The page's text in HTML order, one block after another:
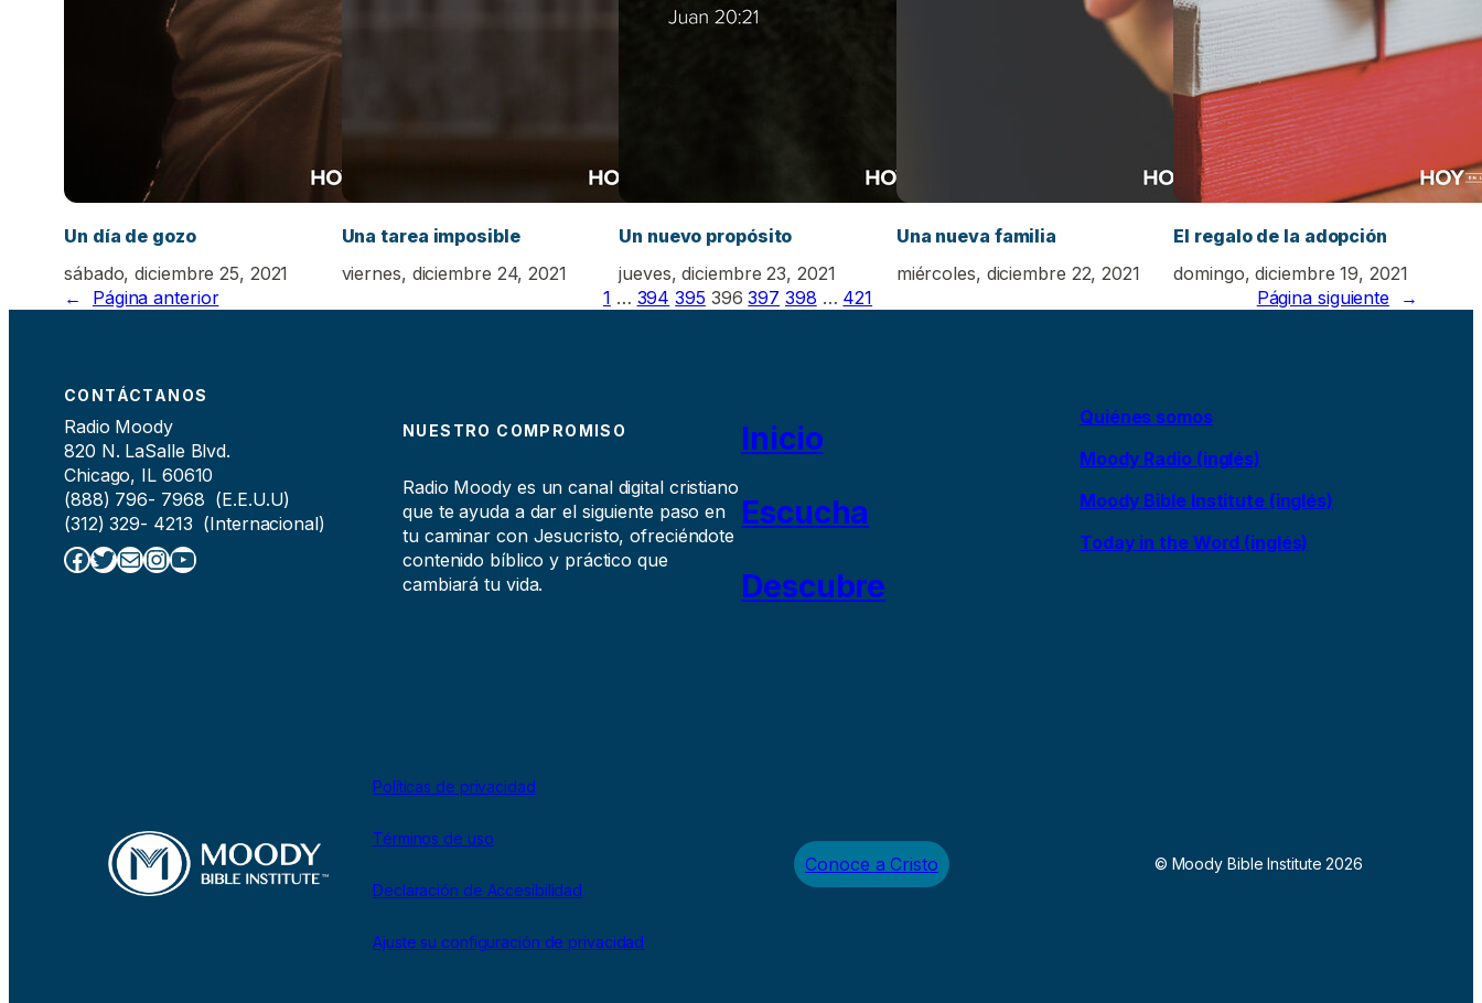
Un día de gozo
sábado, diciembre 25, 2021
Una tarea imposible
viernes, diciembre 24, 2021
Un nuevo propósito
jueves, diciembre 23, 2021
Una nueva familia
miércoles, diciembre 22, 2021
El regalo de la adopción
domingo, diciembre 19, 2021
←
Página anterior 1 … 394 395 396 397 398 … 421 Página siguiente →
CONTÁCTANOS
Radio Moody
820 N. LaSalle Blvd.
Chicago, IL 60610
(888) 796- 7968 (E.E.U.U)
(312) 329- 4213 (Internacional)
Facebook Twitter Correo electrónico InstagramYouTube
NUESTRO COMPROMISO
Radio Moody es un canal digital cristiano
que te ayuda a dar el siguiente paso en
tu caminar con Jesucristo, ofreciéndote
contenido bíblico y práctico que
cambiará tu vida.
Inicio
Escucha
Descubre
Quiénes somos
Moody Radio (inglés)
Moody Bible Institute (inglés)
Today in the Word (inglés)
Políticas de privacidad
Términos de uso
Declaración de Accesibilidad
Ajuste su configuración de privacidad
Conoce a Cristo © Moody Bible Institute 2026